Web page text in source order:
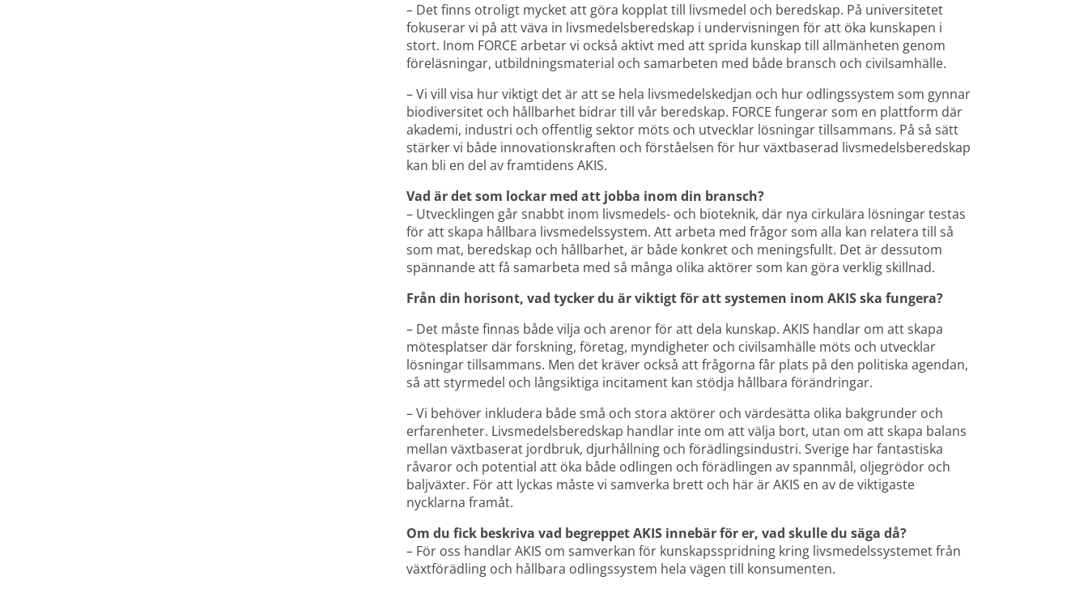
– Det finns otroligt mycket att göra kopplat till livsmedel och beredskap. På universitetet
fokuserar vi på att väva in livsmedelsberedskap i undervisningen för att öka kunskapen i
stort. Inom FORCE arbetar vi också aktivt med att sprida kunskap till allmänheten genom
föreläsningar, utbildningsmaterial och samarbeten med både bransch och civilsamhälle.
– Vi vill visa hur viktigt det är att se hela livsmedelskedjan och hur odlingssystem som gynnar
biodiversitet och hållbarhet bidrar till vår beredskap. FORCE fungerar som en plattform där
akademi, industri och offentlig sektor möts och utvecklar lösningar tillsammans. På så sätt
stärker vi både innovationskraften och förståelsen för hur växtbaserad livsmedelsberedskap
kan bli en del av framtidens AKIS.
Vad är det som lockar med att jobba inom din bransch?
– Utvecklingen går snabbt inom livsmedels- och bioteknik, där nya cirkulära lösningar testas
för att skapa hållbara livsmedelssystem. Att arbeta med frågor som alla kan relatera till så
som mat, beredskap och hållbarhet, är både konkret och meningsfullt. Det är dessutom
spännande att få samarbeta med så många olika aktörer som kan göra verklig skillnad.
Från din horisont, vad tycker du är viktigt för att systemen inom AKIS ska fungera?
– Det måste finnas både vilja och arenor för att dela kunskap. AKIS handlar om att skapa
mötesplatser där forskning, företag, myndigheter och civilsamhälle möts och utvecklar
lösningar tillsammans. Men det kräver också att frågorna får plats på den politiska agendan,
så att styrmedel och långsiktiga incitament kan stödja hållbara förändringar.
– Vi behöver inkludera både små och stora aktörer och värdesätta olika bakgrunder och
erfarenheter. Livsmedelsberedskap handlar inte om att välja bort, utan om att skapa balans
mellan växtbaserat jordbruk, djurhållning och förädlingsindustri. Sverige har fantastiska
råvaror och potential att öka både odlingen och förädlingen av spannmål, oljegrödor och
baljväxter. För att lyckas måste vi samverka brett och här är AKIS en av de viktigaste
nycklarna framåt.
Om du fick beskriva vad begreppet AKIS innebär för er, vad skulle du säga då?
– För oss handlar AKIS om samverkan för kunskapsspridning kring livsmedelssystemet från
växtförädling och hållbara odlingssystem hela vägen till konsumenten.